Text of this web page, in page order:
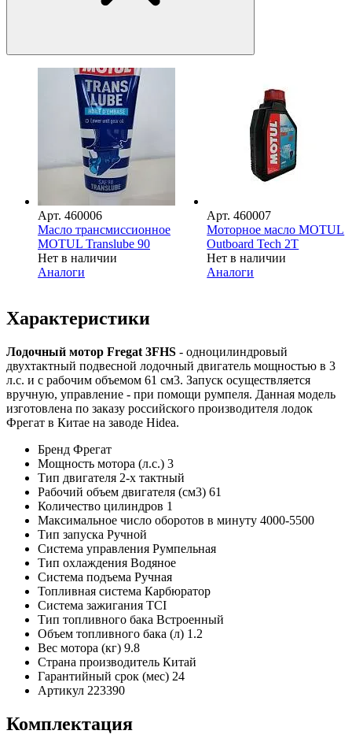
Арт. 460006
Масло трансмиссионное
MOTUL Translube 90
Нет в наличии
Аналоги
Арт.460007
Моторное масло MOTUL
Outboard Tech 2T
Нет в наличии
Аналоги
Характеристики
Лодочный мотор Fregat 3FHS - одноцилиндровый
двухтактный подвесной лодочный двигатель мощностью в 3
л.с. и с рабочим объемом 61 см3. Запуск осуществляется
вручную, управление - при помощи румпеля. Данная модель
изготовлена по заказу российского производителя лодок
Фрегат в Китае на заводе Hidea.
Бренд Фрегат
Мощность мотора (л.с.) 3
Тип двигателя 2-х тактный
Рабочий объем двигателя (см3) 61
Количество цилиндров 1
Максимальное число оборотов в минуту 4000-5500
Тип запуска Ручной
Система управления Румпельная
Тип охлаждения Водяное
Система подъема Ручная
Топливная система Карбюратор
Система зажигания TCI
Тип топливного бака Встроенный
Объем топливного бака (л) 1.2
Вес мотора (кг) 9.8
Страна производитель Китай
Гарантийный срок (мес) 24
Артикул 223390
Комплектация